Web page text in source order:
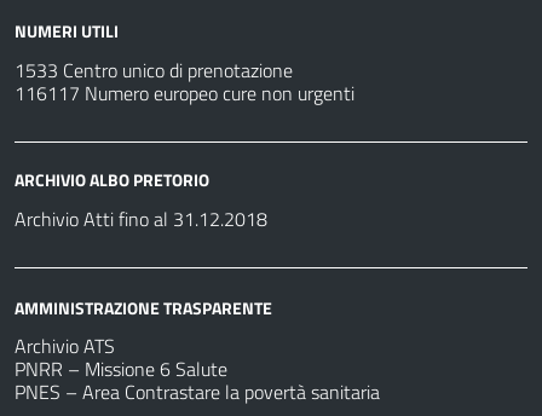
NUMERI UTILI
1533 Centro unico di prenotazione
116117 Numero europeo cure non urgenti
ARCHIVIO ALBO PRETORIO
Archivio Atti fino al 31.12.2018
AMMINISTRAZIONE TRASPARENTE
Archivio ATS
PNRR – Missione 6 Salute
PNES – Area Contrastare la povertà sanitaria